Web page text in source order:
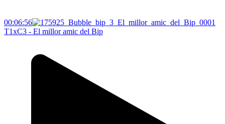
00:06:56
T1xC3 - El millor amic del Bip